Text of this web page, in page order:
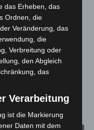
als Flaschen, Kannen
über den Handel
Juni über alle gut
zur
Shop mit
nun einige
das Erheben, das
Ordnen, die
Veränderung, das
die
Verbreitung oder
den Abgleich
das
Verarbeitung
ist die Markierung
Daten mit dem